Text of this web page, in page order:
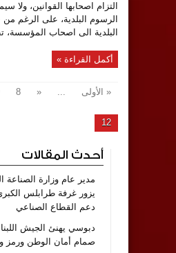
التزام اصحابها القوانين، ولا
الرسوم البلدية، على الرغم من
البلدية الى اصحاب
أكمل القراءة »
« الأولى ...
«
8
12
أحدث المقالات
مدير عام وزارة الصناعة
يزور غرفة طرابلس
دعم القطاع الصناعي
دبوسي يهنئ الجيش
صمام أمان الوطن ورمز